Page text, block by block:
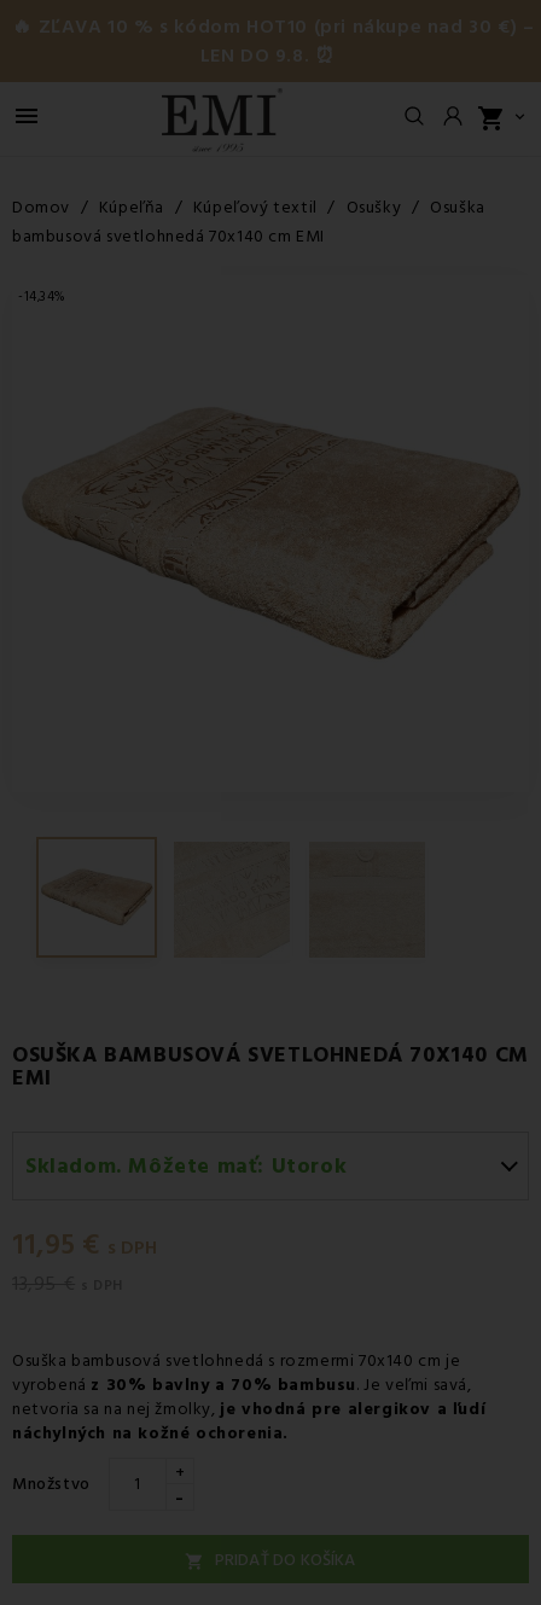
🔥 ZĽAVA 10 % s kódom HOT10 (pri nákupe nad 30 €) –
LEN DO 9.8. ⏰
 shopping_cart 
Domov Kúpeľňa Kúpeľový textil Osušky
Osuška
bambusová svetlohnedá 70x140 cm EMI
-14,34%
OSUŠKA BAMBUSOVÁ SVETLOHNEDÁ 70X140 CM
EMI
Skladom. Môžete mať: Utorok
Utorok 11.08
Utorok 11.08 -Osobný odber v odbernom mieste GLS
Streda 12.08 -Packeta doručenie kuriérom na adresu
11,95 € s DPH
Osuška bambusová svetlohnedá s rozmermi 70x140 cm je
vyrobená z 30% bavlny a 70% bambusu. Je veľmi savá,
netvoria sa na nej žmolky, je vhodná pre alergikov a ľudí
náchylných na kožné ochorenia.
Množstvo +
-
 PRIDAŤ DO KOŠÍKA